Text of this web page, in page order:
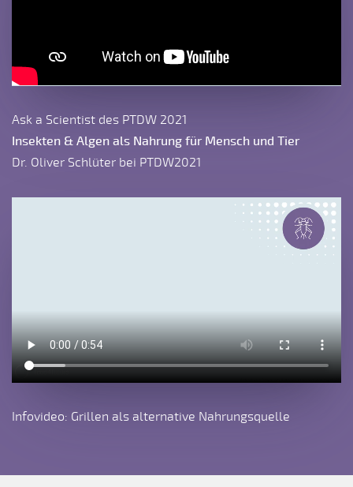
Ask a Scientist des PTDW 2021
Insekten & Algen als Nahrung für Mensch und Tier
Dr. Oliver Schlüter bei PTDW2021
Infovideo: Grillen als alternative Nahrungsquelle